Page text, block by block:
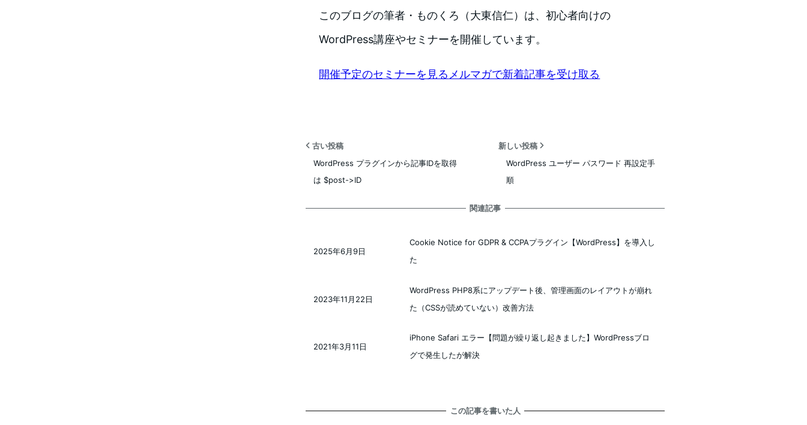
このブログの筆者・ものくろ（大東信仁）は、初心者向けの
WordPress講座やセミナーを開催しています。
開催予定のセミナーを見る メルマガで新着記事を受け取る
古い投稿
WordPress プラグインから記事IDを取得
は $post->ID
新しい投稿
WordPress ユーザー パスワード 再設定手
順
関連記事
Cookie Notice for GDPR & CCPAプラグイン【WordPress】を導入し
た
2025年6月9日
WordPress PHP8系にアップデート後、管理画面のレイアウトが崩れ
た（CSSが読めていない）改善方法
2023年11月22日
iPhone Safari エラー【問題が繰り返し起きました】WordPressブロ
グで発生したが解決
2021年3月11日
この記事を書いた人